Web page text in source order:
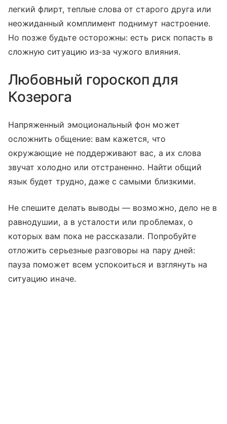
легкий флирт, теплые слова от старого друга или
неожиданный комплимент поднимут настроение.
Но позже будьте осторожны: есть риск попасть в
сложную ситуацию из‑за чужого влияния.
Любовный гороскоп для
Козерога
Напряженный эмоциональный фон может
осложнить общение: вам кажется, что
окружающие не поддерживают вас, а их слова
звучат холодно или отстраненно. Найти общий
язык будет трудно, даже с самыми близкими.
Не спешите делать выводы — возможно, дело не в
равнодушии, а в усталости или проблемах, о
которых вам пока не рассказали. Попробуйте
отложить серьезные разговоры на пару дней:
пауза поможет всем успокоиться и взглянуть на
ситуацию иначе.